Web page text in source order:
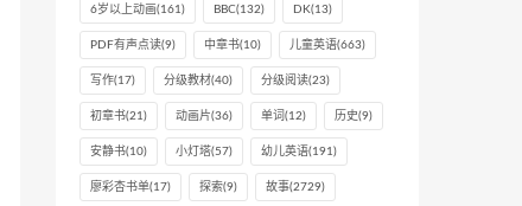
6岁以上动画(161) BBC(132) DK(13)
PDF有声点读(9) 中章书(10) 儿童英语(663)
写作(17) 分级教材(40) 分级阅读(23)
初章书(21) 动画片(36) 单词 (12) 历史(9)
安静书(10) 小灯塔(57) 幼儿英语(191)
廖彩杏书单(17) 探索(9) 故事(2729)